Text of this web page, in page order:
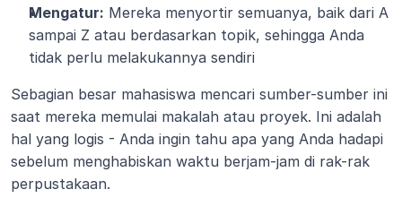
Mengatur: Mereka menyortir semuanya, baik dari A
sampai Z atau berdasarkan topik, sehingga Anda
tidak perlu melakukannya sendiri
Sebagian besar mahasiswa mencari sumber-sumber ini
saat mereka memulai makalah atau proyek. Ini adalah
hal yang logis - Anda ingin tahu apa yang Anda hadapi
sebelum menghabiskan waktu berjam-jam di rak-rak
perpustakaan.